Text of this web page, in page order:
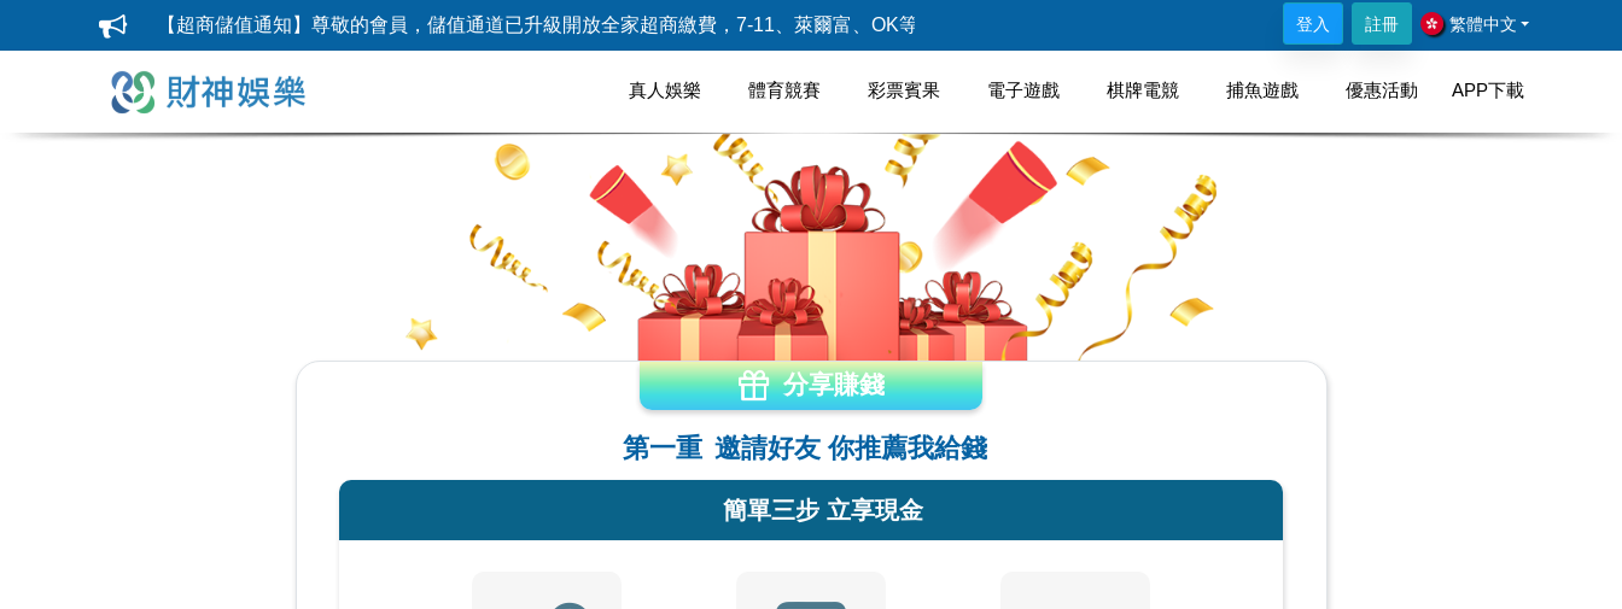
登入 註冊 繁體中文
【超商儲值通知】尊敬的會員，儲值通道已升級開放全家超商繳費，7-11、萊爾富、OK等三大超商暫時無法使用，待全面升級完成方可正常使用此三品牌門市進行儲值，
真人娛樂 體育競賽 彩票賓果 電子遊戲 棋牌電競 捕魚遊戲 優惠活動 APP下載
分享賺錢
第一重 邀請好友 你推薦我給錢
簡單三步 立享現金